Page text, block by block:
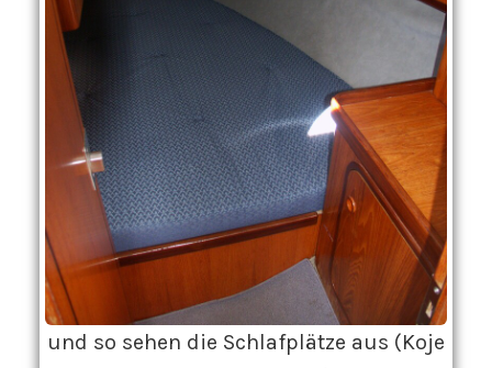
und so sehen die Schlafplätze aus (Koje